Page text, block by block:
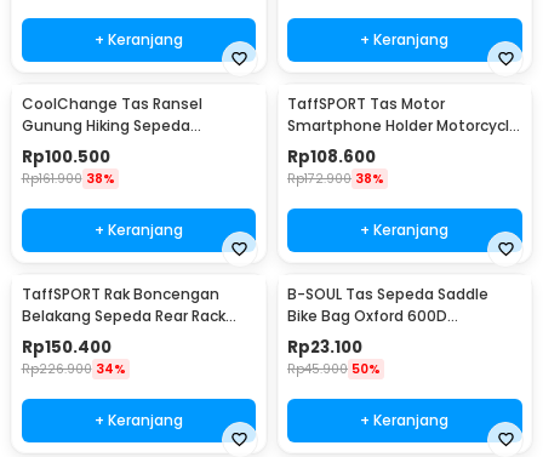
+ Keranjang + Keranjang
CoolChange Tas Ransel
Gunung Hiking Sepeda
Waterproof 10L - GC10
Rp100.500
Rp161.900 38%
+ Keranjang
TaffSPORT Tas Motor
Smartphone Holder Motorcycle
Fuel Bag - SA212
Rp108.600
Rp172.900 38%
+ Keranjang
TaffSPORT Rak Boncengan
Belakang Sepeda Rear Rack
Quick Mount - K10
Rp150.400
Rp226.900 34%
+ Keranjang
B-SOUL Tas Sepeda Saddle
Bike Bag Oxford 600D
Waterproof Reflektif
Rp23.100
Rp45.900 50%
+ Keranjang